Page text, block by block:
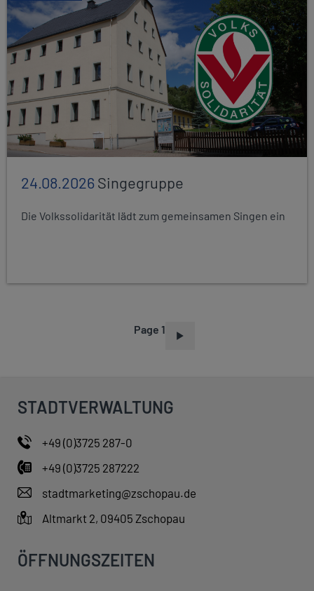
24.08.2026Singegruppe
Die Volkssolidarität lädt zum gemeinsamen Singen ein
Page 1
STADTVERWALTUNG
+49 (0)3725 287-0
+49 (0)3725 287222
stadtmarketing@zschopau.de
Altmarkt 2, 09405 Zschopau
ÖFFNUNGSZEITEN